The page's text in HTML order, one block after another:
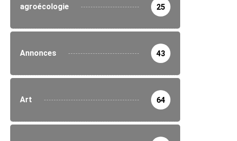
agroécologie 25
Annonces 43
Art 64